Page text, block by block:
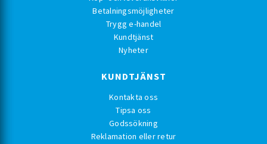
Betalningsmöjligheter
Trygg e-handel
Kundtjänst
Nyheter
KUNDTJÄNST
Kontakta oss
Tipsa oss
Godssökning
Reklamation eller retur